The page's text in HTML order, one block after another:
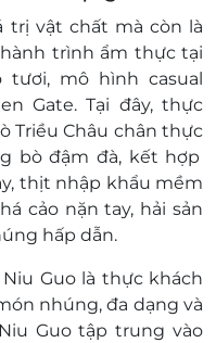
trị vật chất mà còn là
trình ẩm thực tại
tươi, mô hìnhcasual
Gate. Tại đây, thực
Triều Châu chân thực
bò đậm đà, kết hợp
, thịt nhập khẩu mềm
cảo nặn tay, hải sản
hấp dẫn.
Guo là thực khách
nhúng, đa dạng và
Guo tập trung vào